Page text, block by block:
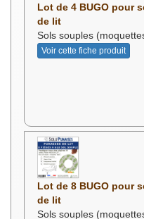
Lot de 4 BUGO pour
de lit
Sols souples
Voir cette fiche produit
Lot de 8 BUGO pour
de lit
Sols souples